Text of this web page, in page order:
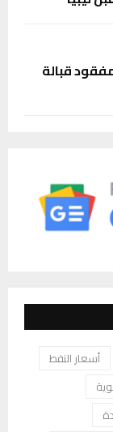
قبالة
أسعار النفط